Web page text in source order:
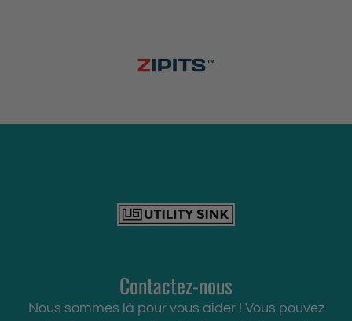
Contactez-nous
Nous sommes là pour vous aider ! Vous pouvez